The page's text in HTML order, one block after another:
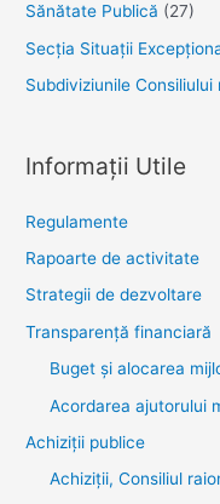
Sănătate Publică (27)
Secția Situații
Subdiviziunile Consiliului
Informații Utile
Regulamente
Rapoarte de activitate
Strategii de dezvoltare
Transparenţă financiară
Buget și alocarea
Acordarea ajutorului
Achiziţii publice
Achiziții, Consiliul